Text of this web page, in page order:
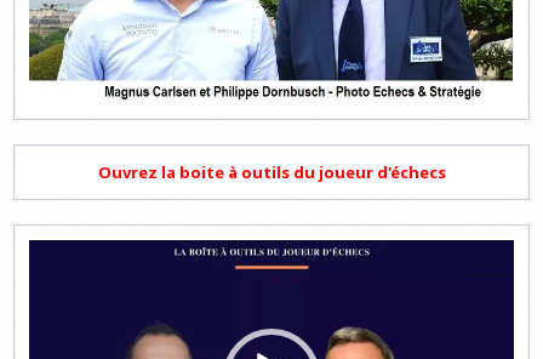
Ouvrez la boite à outils du joueur d'échecs